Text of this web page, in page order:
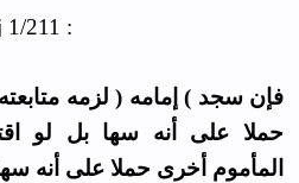
211 :
فإن سجد ) إمامه ( لزمه
حملا على أنه سها بل لو
المأموم أخرى حملا على أنه